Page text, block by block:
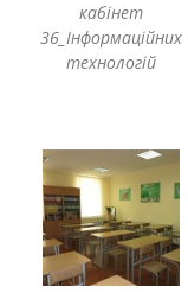
кабінет
36_Інформаційних
технологій